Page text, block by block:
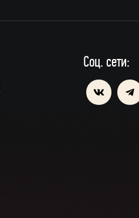
Соц. сети: